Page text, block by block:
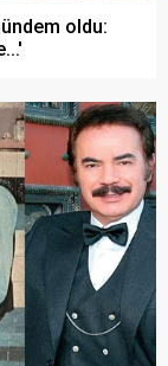
oldu: